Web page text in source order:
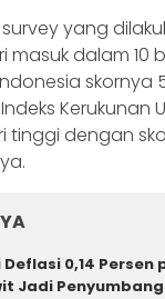
yang
masuk dalam 10
skornya
Kerukunan
tinggi dengan
0,14 Persen
Jadi